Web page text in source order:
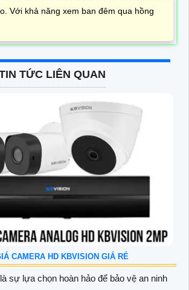
Với khả năng xem ban đêm qua hồng
TỨC LIÊN QUAN
CAMERA HD KBVISION GIÁ RẺ
sự lựa chọn hoàn hảo để bảo vệ an ninh